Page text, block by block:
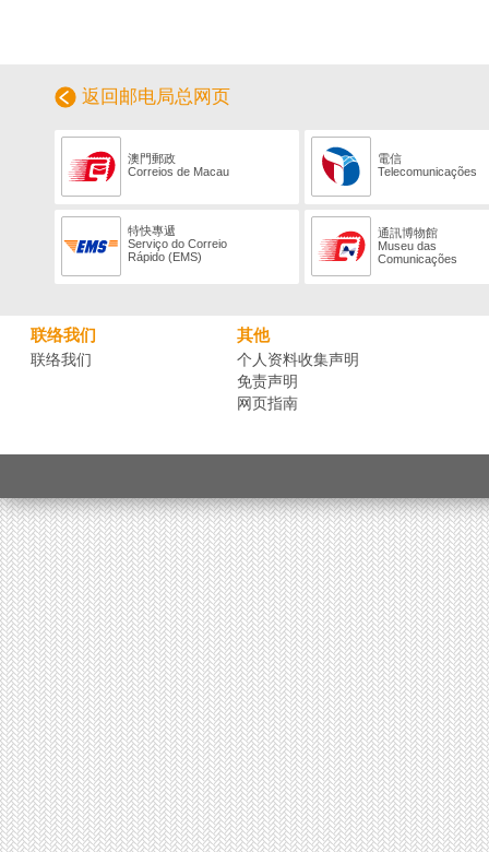
返回邮电局总网页
澳門郵政
Correios de Macau
電信
Telecomunicações
特快專遞
Serviço do Correio
Rápido (EMS)
通訊博物館
Museu das
Comunicações
联络我们
联络我们
其他
个人资料收集声明
免责声明
网页指南